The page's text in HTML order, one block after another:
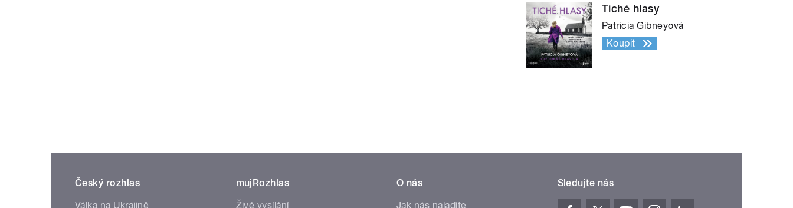
Tiché hlasy
Patricia Gibneyová
Koupit
Český rozhlas
Válka na Ukrajině
mujRozhlas
Živé vysílání
O nás
Jak nás naladíte
Sledujte nás